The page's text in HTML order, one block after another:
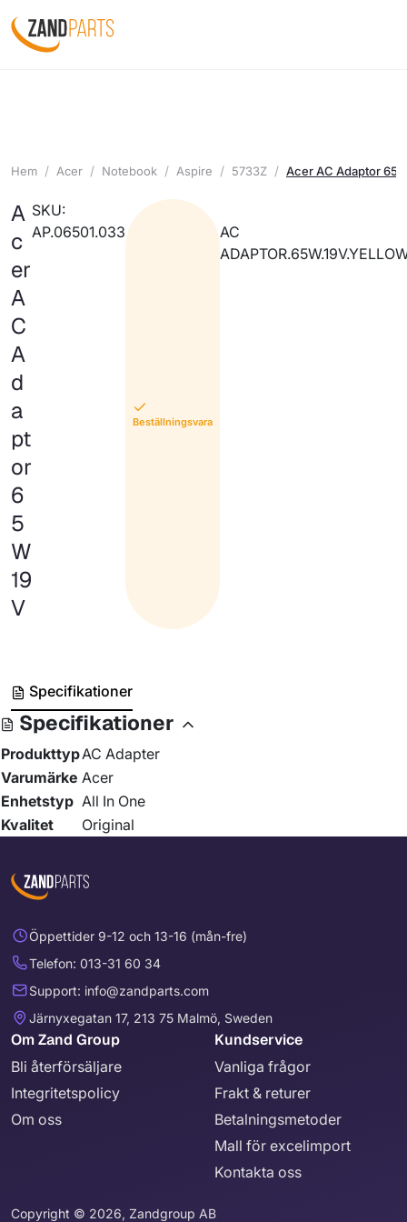
Hem Acer Notebook Aspire 5733Z Acer AC Adaptor
A
c
er
A
C
A
d
a
pt
or
6
5
W
19
V
SKU:
AP.06501.033
Beställningsvara
AC
Specifikationer
Specifikationer
ProdukttypAC Adapter
Varumärke Acer
Enhetstyp All In One
Kvalitet
Original
Öppettider 9-12 och 13-16 (mån-fre)
Telefon: 013-31 60 34
Support: info@zandparts.com
Järnyxegatan 17, 213 75 Malmö, Sweden
Om Zand Group
Bli återförsäljare
Integritetspolicy
Om oss
Kundservice
Vanliga frågor
Frakt & returer
Betalningsmetoder
Mall för excelimport
Kontakta oss
Copyright © 2026, Zandgroup AB